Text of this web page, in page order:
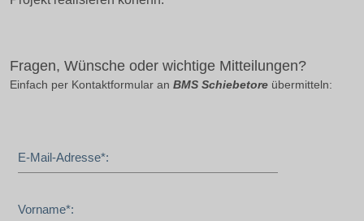
Fragen, Wünsche oder wichtige Mitteilungen?
Einfach per Kontaktformular an BMS Schiebetore übermitteln:
E-Mail-Adresse*:
Vorname*: